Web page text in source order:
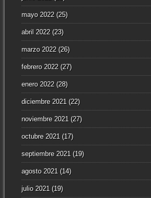
mayo 2022(25)
abril 2022(23)
marzo 2022(26)
febrero 2022(27)
enero 2022(28)
diciembre 2021(22)
noviembre 2021(27)
octubre 2021(17)
septiembre 2021(19)
agosto 2021(14)
julio 2021(19)